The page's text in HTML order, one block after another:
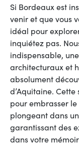
Si Bordeaux est
venir et que vous
idéal pour
inquiétez pas.
indispensable,
architecturaux et
absolument
d’Aquitaine.
pour embrasser
plongeant dans
garantissant des
dans votre